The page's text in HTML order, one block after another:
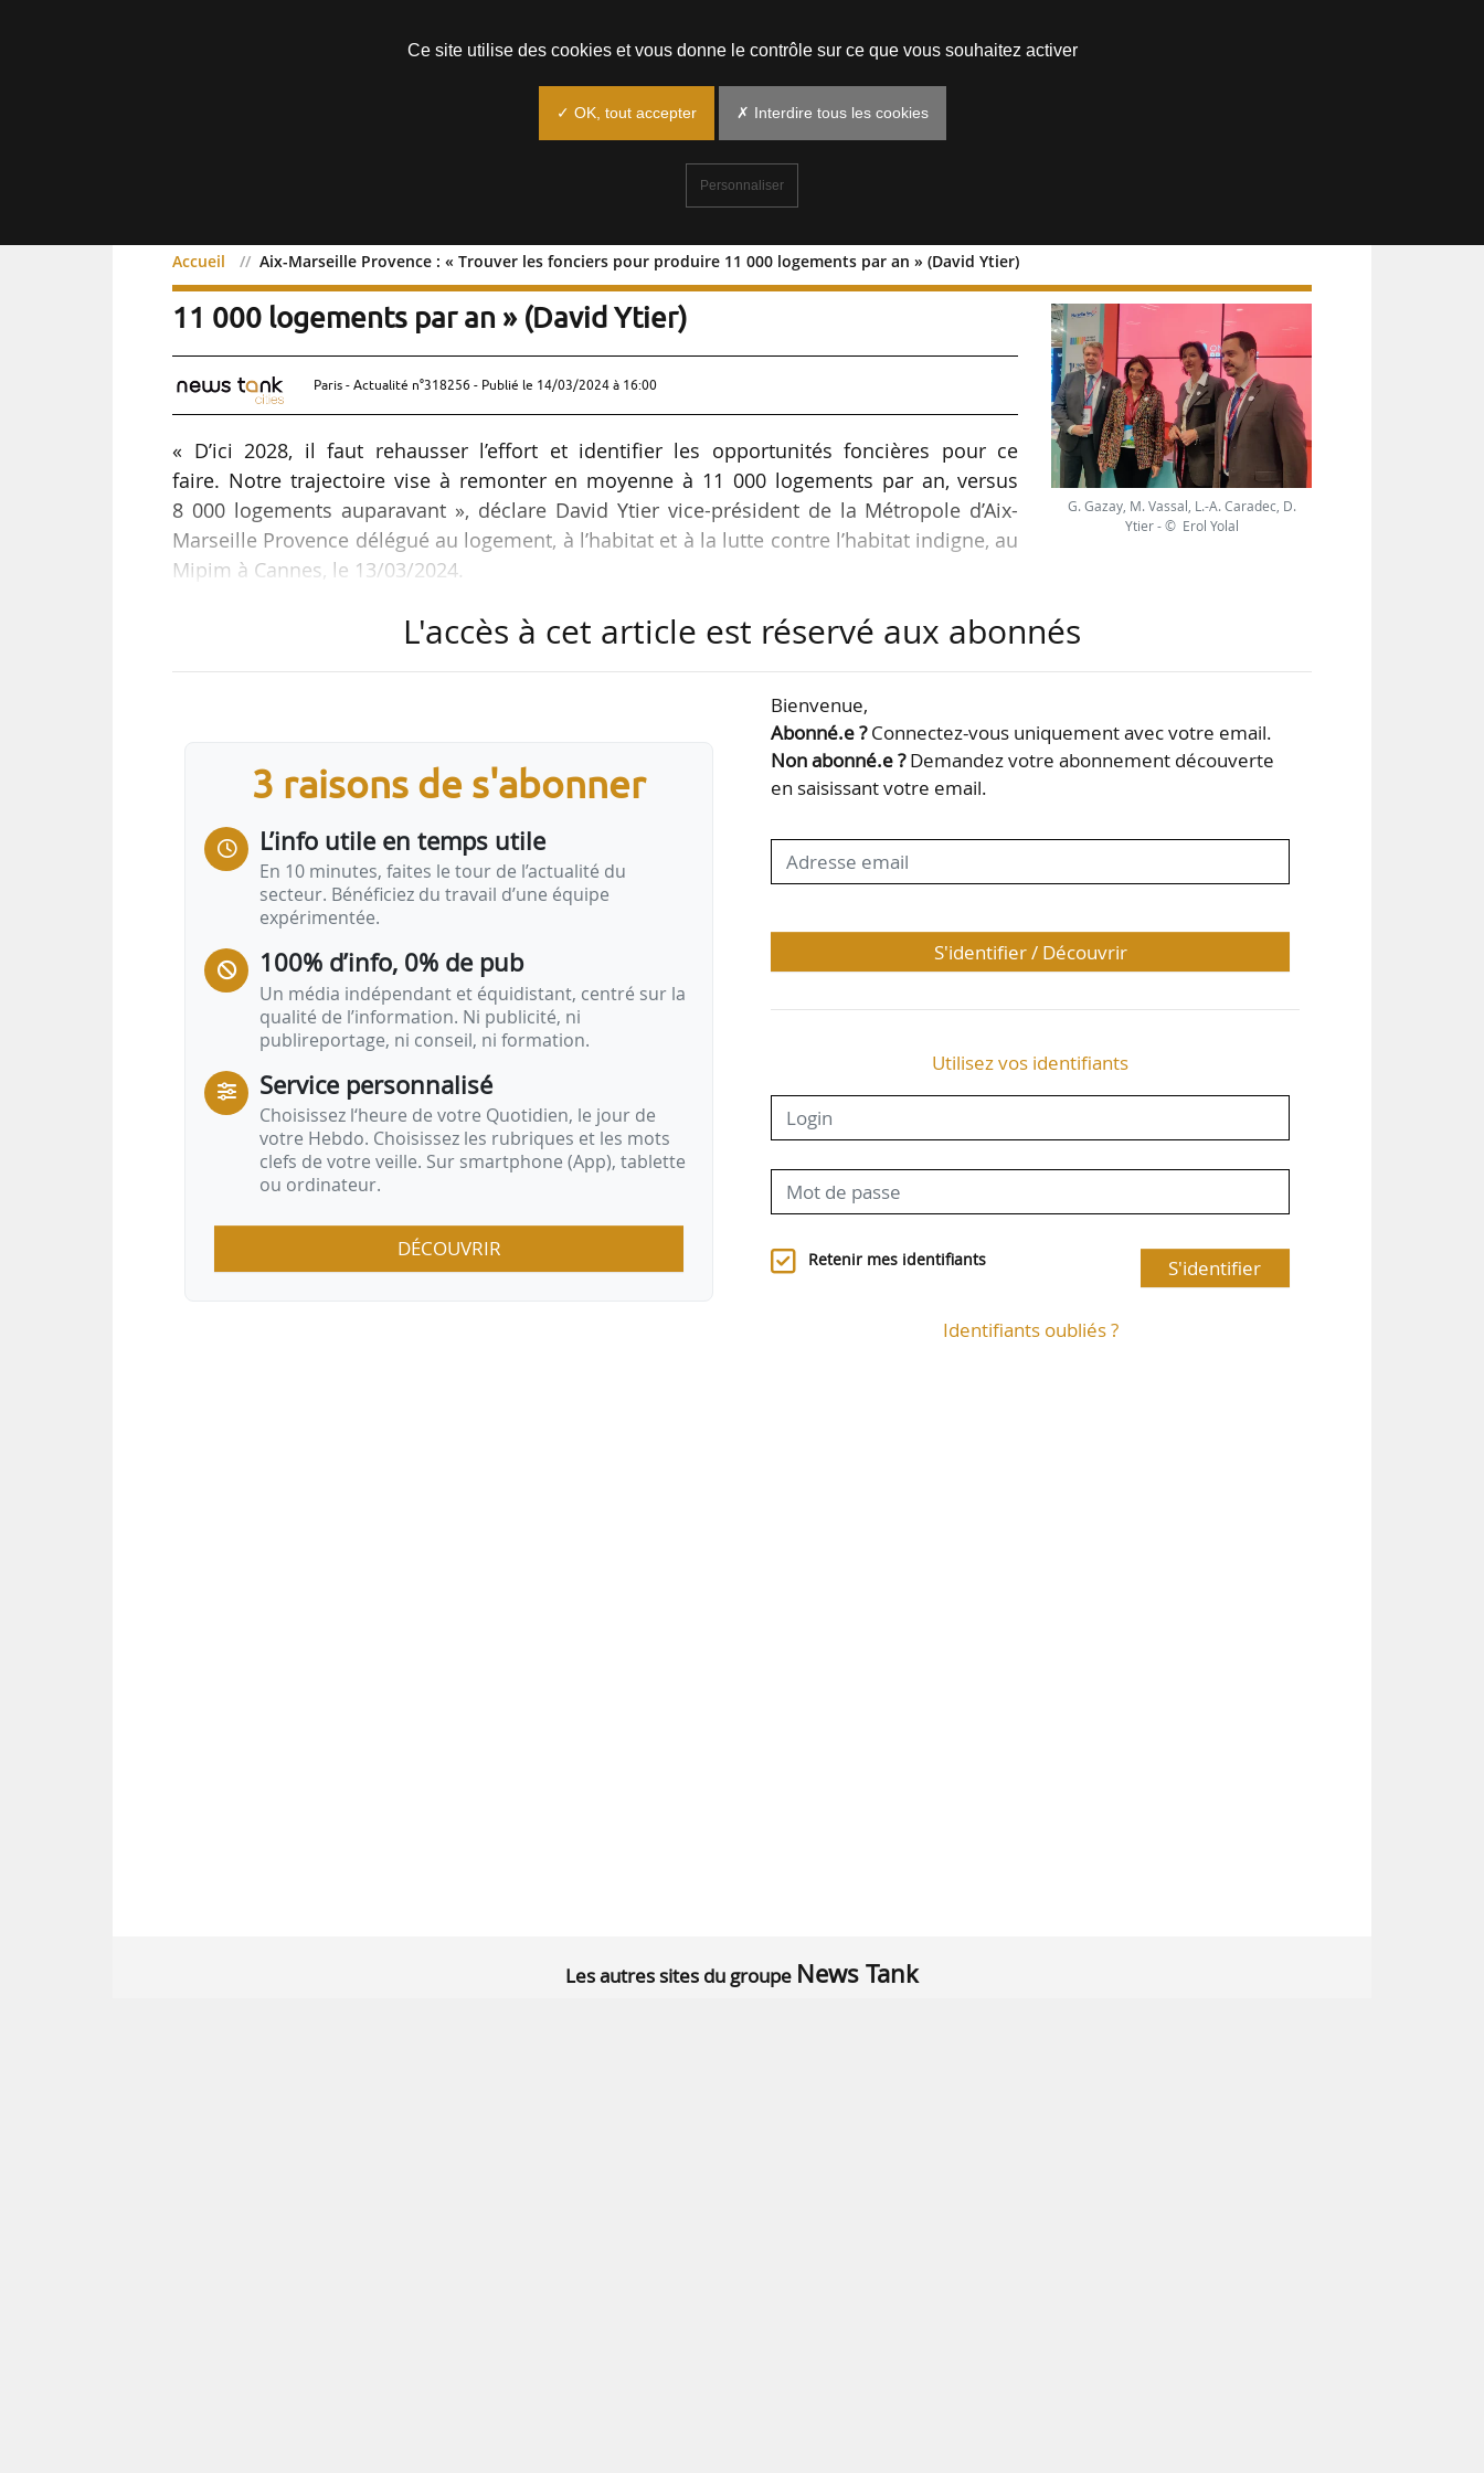
Accueil Aix-Marseille Provence : « Trouver les fonciers pour produire 11 000 logements par an » (David Ytier)
Aix-Marseille Provence : « Trouver les fonciers pour produire
11 000 logements par an » (David Ytier)
Paris - Actualité n°318256 - Publié le 14/03/2024 à 16:00
« D’ici 2028, il faut rehausser l’effort et identifier les opportunités foncières pour ce
faire. Notre trajectoire vise à remonter en moyenne à 11 000 logements par an, versus
8 000 logements auparavant », déclare David Ytier vice-président de la Métropole d’Aix-
Marseille Provence délégué au logement, à l’habitat et à la lutte contre l’habitat indigne, au
Mipim à Cannes, le 13/03/2024.
« Nous avons adopté notre premier PLH métropolitain à l’unanimité le 22/02/2024. Nous
maires. (…) Nous avons identifié les opportunités foncières, en accord avec les élus. Avec
G. Gazay, M. Vassal, L.-A. Caradec, D.
Ytier - © Erol Yolal
L'accès à cet article est réservé aux abonnés
3 raisons de s'abonner
L’info utile en temps utile
En 10 minutes, faites le tour de l’actualité du
secteur. Bénéficiez du travail d’une équipe
expérimentée.
100% d’info, 0% de pub
Un média indépendant et équidistant, centré sur la
qualité de l’information. Ni publicité, ni
publireportage, ni conseil, ni formation.
Service personnalisé
Choisissez l‘heure de votre Quotidien, le jour de
votre Hebdo. Choisissez les rubriques et les mots
clefs de votre veille. Sur smartphone (App), tablette
ou ordinateur.
DÉCOUVRIR
Bienvenue,
Abonné.e ?Connectez-vous uniquement avec votre email.
Non abonné.e ?Demandez votre abonnement découverte
en saisissant votre email.
S'identifier / Découvrir
Utilisez vos identifiants
Retenir mes identifiants S'identifier
Identifiants oubliés ?
Les autres sites du groupe News Tank
Ce site utilise des cookies et vous donne le contrôle sur ce que vous souhaitez activer
✓ OK, tout accepter ✗ Interdire tous les cookies
Personnaliser